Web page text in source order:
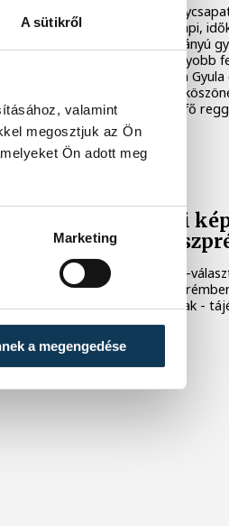
A sütikről
valamint
megosztjuk az Ön
Ön adott meg
Marketing
a megengedése
Kovács Áront és
kicsit meglepte a vasárnapi,
választáson elért nagyarányú
innentől kezdve még nagyobb
jár. Az új képviselő, Porga
Péter közösen mondott
választópolgároknak hétfő
sajtótájékoztatójukon.
Önkormányzati
választanak
Önkormányzati képviselő-
tartanak vasárnap
tisztségért ketten indulnak -
város jegyzője az MTI-t.